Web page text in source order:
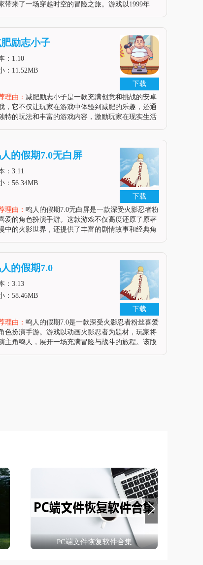
带来了一场穿越时空的冒险之旅。游戏以1999年
代与国家，寻找并帮助其他神秘学家逃离“暴雨”的灾
游戏
下载
励志小子
：1.10
：11.52MB
理由： 减肥励志小子是一款充满创意和挑战的安卓
，它不仅让玩家在游戏中体验到减肥的乐趣，还通
特的玩法和丰富的游戏内容，激励玩家在现实生活
下载
的假期7.0无白屏
：3.11
：56.34MB
理由： 鸣人的假期7.0无白屏是一款深受火影忍者粉
爱的角色扮演手游。这款游戏不仅高度还原了原著
中的火影世界，还提供了丰富的剧情故事和经典角
忍者的独特魅力。游戏画面精美，音效逼真，完美还
动漫中的场景和
下载
的假期7.0
：3.13
：58.46MB
理由： 鸣人的假期7.0是一款深受火影忍者粉丝喜爱
色扮演手游。游戏以动画火影忍者为题材，玩家将
主角鸣人，展开一场充满冒险与战斗的旅程。该版
PC端文件恢复软件合集